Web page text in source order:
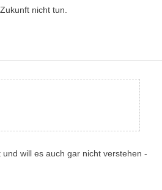
nicht tun.
will es auch gar nicht verstehen -